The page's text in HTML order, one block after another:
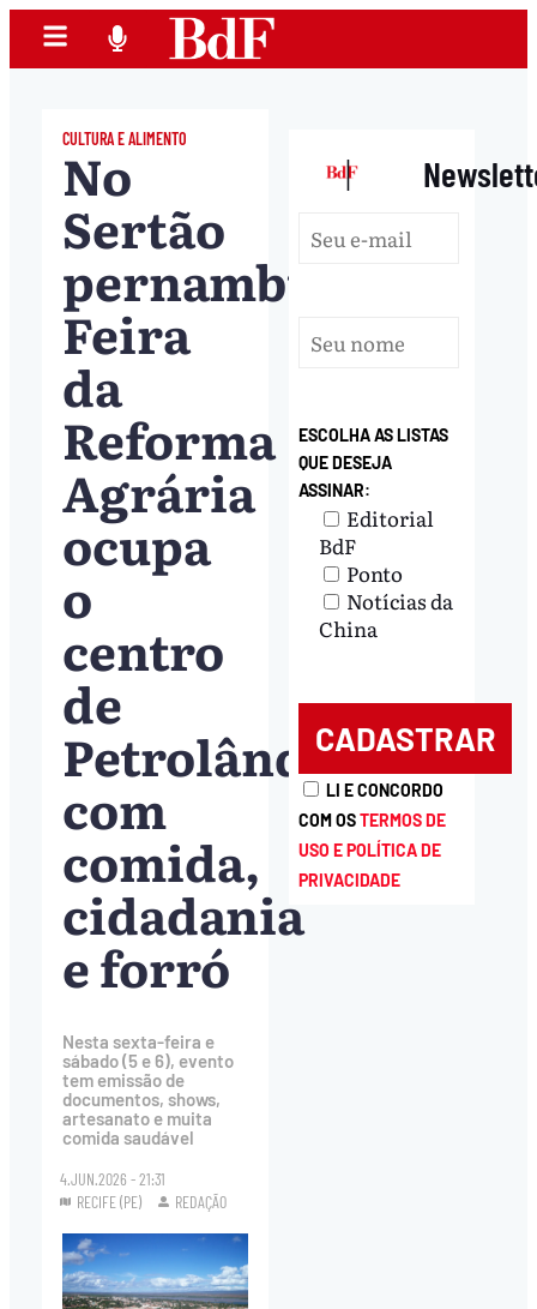
CULTURA E ALIMENTO
No
Sertão
pernambucano,
Feira
da
Reforma
Agrária
ocupa
o
centro
de
Petrolândia
com
comida,
cidadania
e forró
Nesta sexta-feira e
sábado (5 e 6), evento
tem emissão de
documentos, shows,
artesanato e muita
comida saudável
4.JUN.2026 - 21:31
RECIFE (PE)
REDAÇÃO
|
ESCOLHA AS LISTAS
QUE DESEJA
ASSINAR:
Editorial
BdF
Ponto
Notícias da
China
LI E CONCORDO
COM OSTERMOS DE
USO E POLÍTICA DE
PRIVACIDADE